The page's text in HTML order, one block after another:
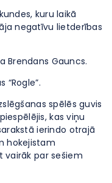
kuru laikā
negatīvu lietderības
Brendans Gauncs.
“Rogle”.
spēlēs guvis
kas viņu
ierindo otrajā
hokejistam
vairāk par sešiem